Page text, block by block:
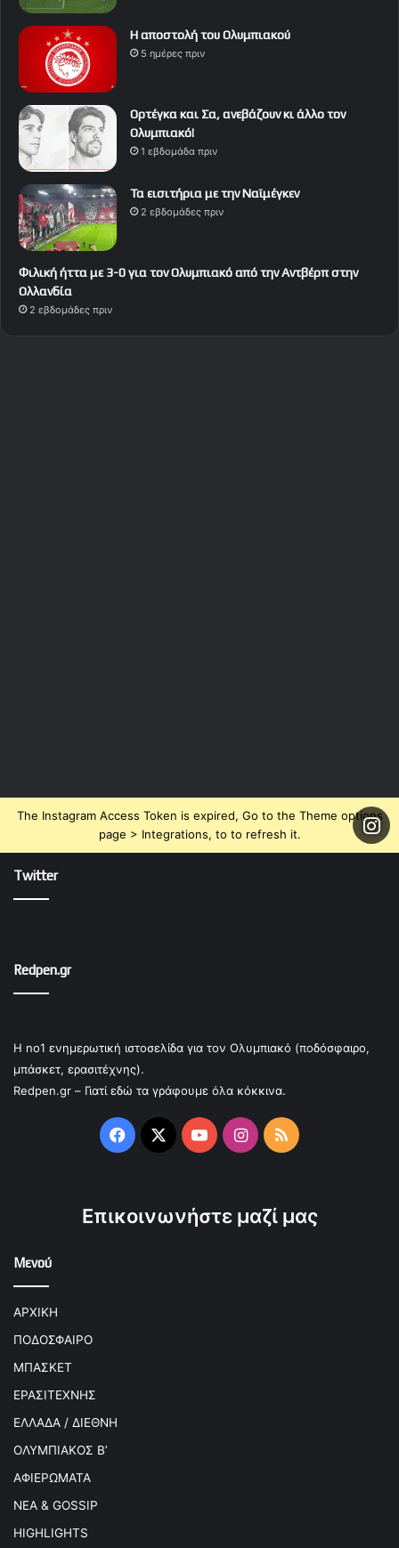
Η αποστολή του Ολυμπιακού
5 ημέρες πριν
Ορτέγκα και Σα, ανεβάζουν κι άλλο τον
Ολυμπιακό!
1 εβδομάδα πριν
Τα εισιτήρια με την Ναϊμέγκεν
2 εβδομάδες πριν
Φιλική ήττα με 3-0 για τον Ολυμπιακό από την Αντβέρπ στην
Ολλανδία
2 εβδομάδες πριν
The Instagram Access Token is expired, Go to the Theme options
page > Integrations, to to refresh it.
Twitter
Redpen.gr
Η no1 ενημερωτική ιστοσελίδα για τον Ολυμπιακό (ποδόσφαιρο,
μπάσκετ, ερασιτέχνης).
Redpen.gr – Γιατί εδώ τα γράφουμε όλα κόκκινα.
Facebook
X YouTubeInstagram
RSS
Επικοινωνήστε μαζί μας
Μενού
ΑΡΧΙΚΗ
ΠΟΔΟΣΦΑΙΡΟ
ΜΠΑΣΚΕΤ
ΕΡΑΣΙΤΕΧΝΗΣ
ΕΛΛΑΔΑ / ΔΙΕΘΝΗ
ΟΛΥΜΠΙΑΚΟΣ Β’
ΑΦΙΕΡΩΜΑΤΑ
ΝΕΑ & GOSSIP
HIGHLIGHTS